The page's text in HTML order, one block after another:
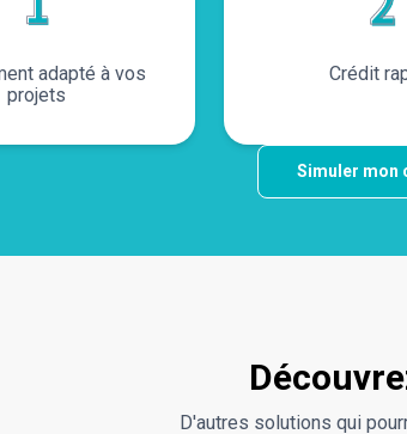
adapté à vos
projets
Crédit
Simuler mon
D'autres solutions qui